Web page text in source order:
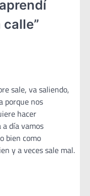
sale, va saliendo,
porque nos
hacer
día vamos
bien como
y a veces sale mal.